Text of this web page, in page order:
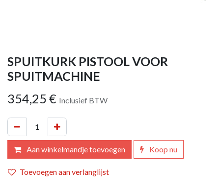
SPUITKURK PISTOOL VOOR
SPUITMACHINE
354,25 € Inclusief BTW
Aan winkelmandje toevoegen Koop nu
Toevoegen aan verlanglijst